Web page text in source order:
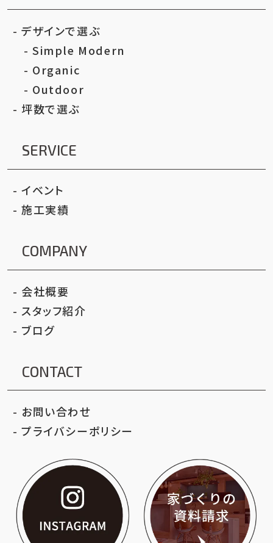
デザインで選ぶ
Simple Modern
Organic
Outdoor
坪数で選ぶ
SERVICE
イベント
施工実績
COMPANY
会社概要
スタッフ紹介
ブログ
CONTACT
お問い合わせ
プライバシーポリシー
いろはクリエイト公